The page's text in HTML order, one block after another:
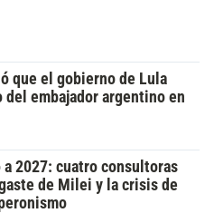
que el gobierno de Lula
embajador argentino en
a 2027: cuatro consultoras
de Milei y la crisis de